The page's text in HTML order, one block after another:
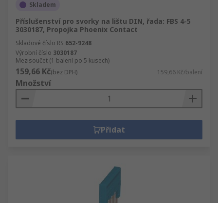
Skladem
Příslušenství pro svorky na lištu DIN, řada: FBS 4-5
3030187, Propojka Phoenix Contact
Skladové číslo RS 652-9248
Výrobní číslo 3030187
Mezisoučet (1 balení po 5 kusech)
159,66 Kč(bez DPH) 159,66 Kč/balení
Množství
Přidat